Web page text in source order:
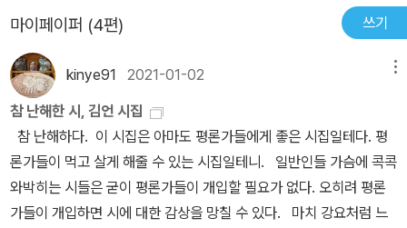
<다가오는 날씨> 수준이면 꽤 오랜 세월 나를 괴롭혀온 현대의 해체
시나 시의 파편화 경향을 가뿐하게 능가하지 않는가. 김언의 시집을
고른 이유는 첫째가, 그래도 우리나라의 현대시를 읽어야 하지 않겠
는가 싶은 마음이었고, 둘째가 많은 독자들이 읽어보고 좋은 시인이
라고 평했기 때문이다. 김언은 1973년생. 부산대 공대에서 산업공학
을 전공하다가 황지우의 《새들도 세상을 뜨는구나》를 읽어보고 시인
을 꿈꾸었다고 한다. 그럴듯하네. 내가 외우고 있는 황지우의 유일한
시 <귀소歸巢의 새 2>가 실린 시집이다. 우쭐한 마음에 <귀소의 새
2>를 암송해볼까? 숲새는 지 울음이 들릴락말락한 까마득한 달팽
까 고민 중이다무언가를 끄적거리는 동안-31쪽우리는 고통이 내일부
터 낙서라는 사실을 모른다잊어 먹고 있던 연설은 귀를 통해서 흘러
나오지만그것은 공기도 되고 땅도 된다내 이름이 마음에 든다듣기 싫
은 노래와 함께-31쪽셋이서 놀다가 둘이서 논다혼자서 놀다가 해변
으로 갔다-31쪽
마이페이퍼 (4편) 쓰기
kinye91 2021-01-02
참 난해한 시, 김언 시집
참 난해하다. 이 시집은 아마도 평론가들에게 좋은 시집일테다. 평
론가들이 먹고 살게 해줄 수 있는 시집일테니. 일반인들 가슴에 콕콕
와박히는 시들은 굳이 평론가들이 개입할 필요가 없다. 오히려 평론
가들이 개입하면 시에 대한 감상을 망칠 수 있다. 마치 강요처럼 느